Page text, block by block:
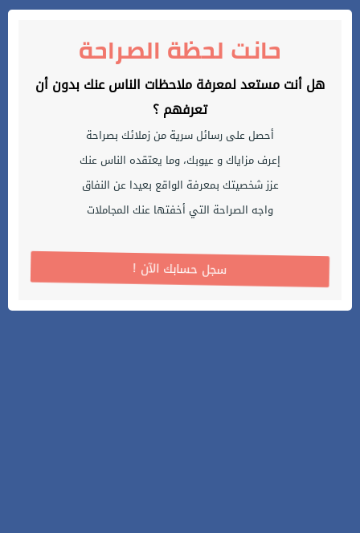
حانت لحظة الصراحة
هل أنت مستعد لمعرفة ملاحظات الناس عنك بدون أن
تعرفهم ؟
أحصل على رسائل سرية من زملائك بصراحة
إعرف مزاياك و عيوبك، وما يعتقده الناس عنك
عزز شخصيتك بمعرفة الواقع بعيدا عن النفاق
واجه الصراحة التي أخفتها عنك المجاملات
! سجل حسابك الآن